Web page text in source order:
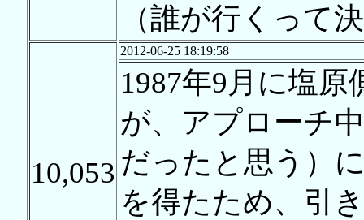
（誰が行くって
10,053
2012-06-25 18:19:58
1987年9月に塩
が、アプローチ
だったと思う）
を得たため、引